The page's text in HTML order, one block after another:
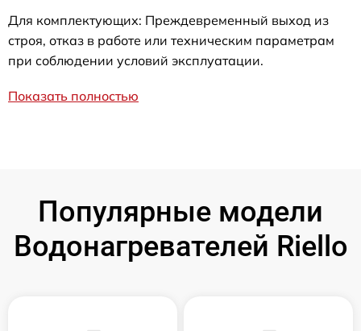
Для комплектующих: Преждевременный выход из
строя, отказ в работе или техническим параметрам
при соблюдении условий эксплуатации.
Показать полностью
Популярные модели
Водонагревателей Riello